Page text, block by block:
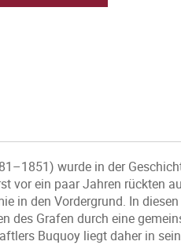
wurde in der
vor ein paar Jahren rückten
in den Vordergrund. In
des Grafen durch eine
Buquoy liegt daher in